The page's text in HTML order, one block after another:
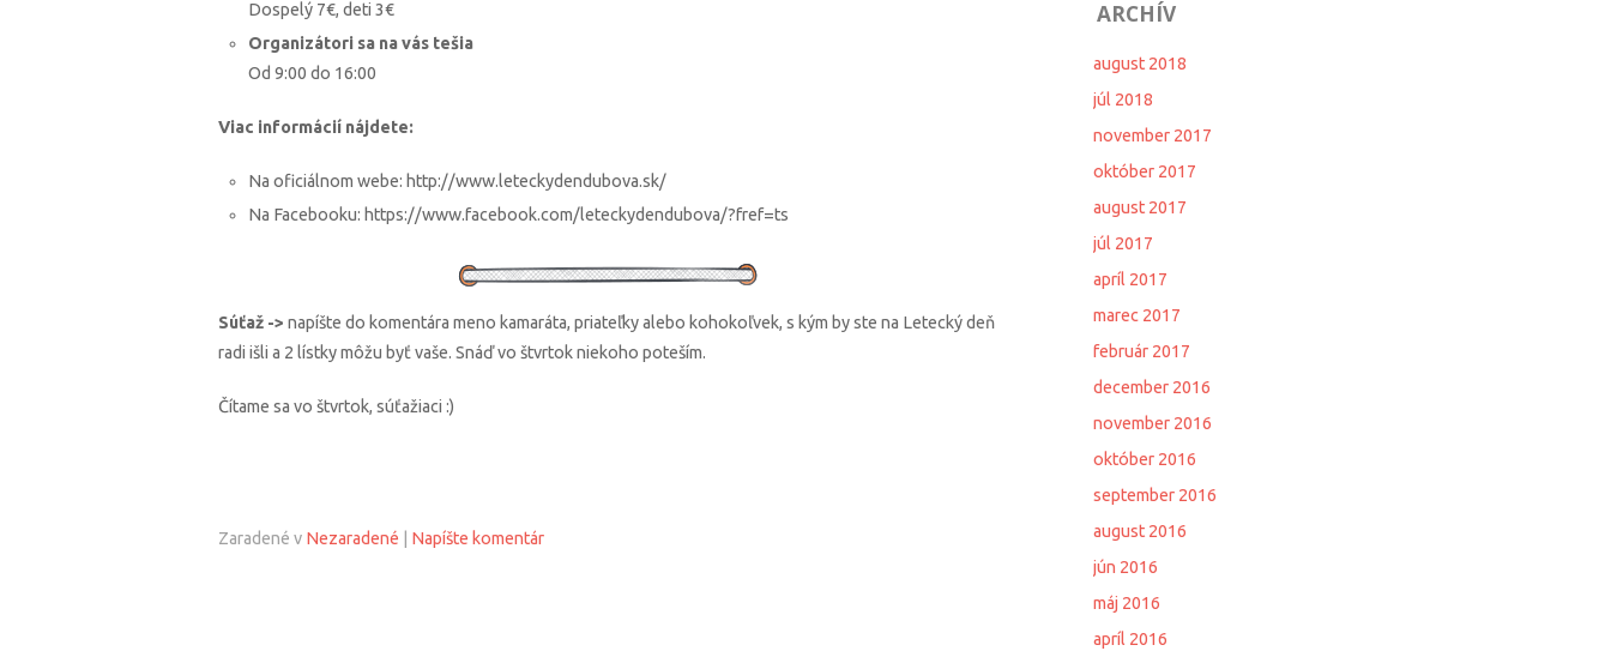
Dospelý 7€, deti 3€
Organizátori sa na vás tešia
Od 9:00 do 16:00
Viac informácií nájdete:
Na oficiálnom webe: http://www.leteckydendubova.sk/
Na Facebooku: https://www.facebook.com/leteckydendubova/?fref=ts
Súťaž -> napíšte do komentára meno kamaráta, priateľky alebo kohokoľvek, s kým by ste na Letecký deň
radi išli a 2 lístky môžu byť vaše. Snáď vo štvrtok niekoho poteším.
Čítame sa vo štvrtok, súťažiaci :)
Zaradené v Nezaradené Napíšte komentár
ARCHÍV
august 2018
júl 2018
november 2017
október 2017
august 2017
júl 2017
apríl 2017
marec 2017
február 2017
december 2016
november 2016
október 2016
september 2016
august 2016
jún 2016
máj 2016
apríl 2016